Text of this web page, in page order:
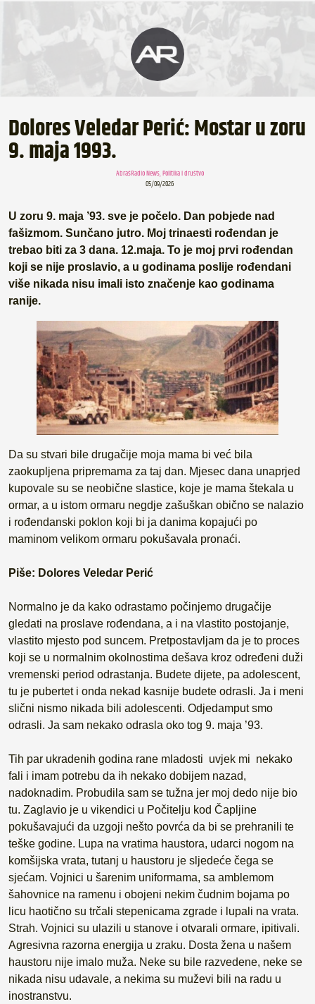
Dolores Veledar Perić: Mostar u zoru
9. maja 1993.
AbrašRadio News,Politika i društvo
05/09/2026
U zoru 9. maja ’93. sve je počelo. Dan pobjede nad
fašizmom. Sunčano jutro. Moj trinaesti rođendan je
trebao biti za 3 dana. 12.maja. To je moj prvi rođendan
koji se nije proslavio, a u godinama poslije rođendani
više nikada nisu imali isto značenje kao godinama
ranije.
Da su stvari bile drugačije moja mama bi već bila
zaokupljena pripremama za taj dan. Mjesec dana unaprjed
kupovale su se neobične slastice, koje je mama štekala u
ormar, a u istom ormaru negdje zašuškan obično se nalazio
i rođendanski poklon koji bi ja danima kopajući po
maminom velikom ormaru pokušavala pronaći.
Piše: Dolores Veledar Perić
Normalno je da kako odrastamo počinjemo drugačije
gledati na proslave rođendana, a i na vlastito postojanje,
vlastito mjesto pod suncem. Pretpostavljam da je to proces
koji se u normalnim okolnostima dešava kroz određeni duži
vremenski period odrastanja. Budete dijete, pa adolescent,
tu je pubertet i onda nekad kasnije budete odrasli. Ja i meni
slični nismo nikada bili adolescenti. Odjedamput smo
odrasli. Ja sam nekako odrasla oko tog 9. maja ’93.
Tih par ukradenih godina rane mladosti uvjek mi nekako
fali i imam potrebu da ih nekako dobijem nazad,
nadoknadim. Probudila sam se tužna jer moj dedo nije bio
tu. Zaglavio je u vikendici u Počitelju kod Čapljine
pokušavajući da uzgoji nešto povrća da bi se prehranili te
teške godine. Lupa na vratima haustora, udarci nogom na
komšijska vrata, tutanj u haustoru je sljedeće čega se
sjećam. Vojnici u šarenim uniformama, sa amblemom
šahovnice na ramenu i obojeni nekim čudnim bojama po
licu haotično su trčali stepenicama zgrade i lupali na vrata.
Strah. Vojnici su ulazili u stanove i otvarali ormare, ipitivali.
Agresivna razorna energija u zraku. Dosta žena u našem
haustoru nije imalo muža. Neke su bile razvedene, neke se
nikada nisu udavale, a nekima su muževi bili na radu u
inostranstvu.